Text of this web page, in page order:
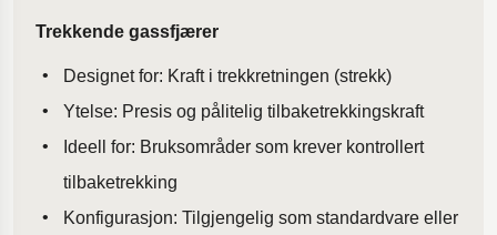
Trekkende gassfjærer
Designet for: Kraft i trekkretningen (strekk)
Ytelse: Presis og pålitelig tilbaketrekkingskraft
Ideell for: Bruksområder som krever kontrollert
tilbaketrekking
Konfigurasjon: Tilgjengelig som standardvare eller